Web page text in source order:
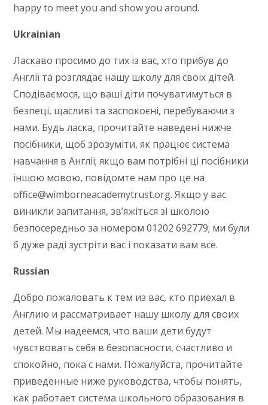
happy to meet you and show you around.
Ukrainian
Ласкаво просимо до тих із вас, хто прибув до
Англії та розглядає нашу школу для своїх дітей.
Сподіваємося, що ваші діти почуватимуться в
безпеці, щасливі та заспокоєні, перебуваючи з
нами. Будь ласка, прочитайте наведені нижче
посібники, щоб зрозуміти, як працює система
навчання в Англії; якщо вам потрібні ці посібники
іншою мовою, повідомте нам про це на
office@wimborneacademytrust.org. Якщо у вас
виникли запитання, зв’яжіться зі школою
безпосередньо за номером 01202 692779; ми були
б дуже раді зустріти вас і показати вам все.
Russian
Добро пожаловать к тем из вас, кто приехал в
Англию и рассматривает нашу школу для своих
детей. Мы надеемся, что ваши дети будут
чувствовать себя в безопасности, счастливо и
спокойно, пока с нами. Пожалуйста, прочитайте
приведенные ниже руководства, чтобы понять,
как работает система школьного образования в